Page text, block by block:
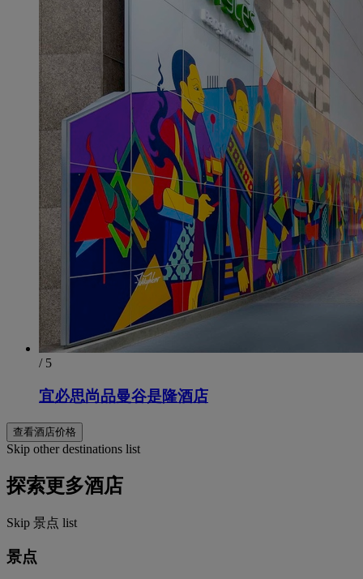
/ 5
宜必思尚品曼谷是隆酒店
查看酒店价格
Skip other destinations list
探索更多酒店
Skip 景点 list
景点